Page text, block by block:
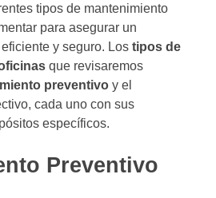
tipos de mantenimiento
para asegurar un
y seguro. Los tipos de
que revisaremos
preventivo y el
cada uno con sus
específicos.
Preventivo